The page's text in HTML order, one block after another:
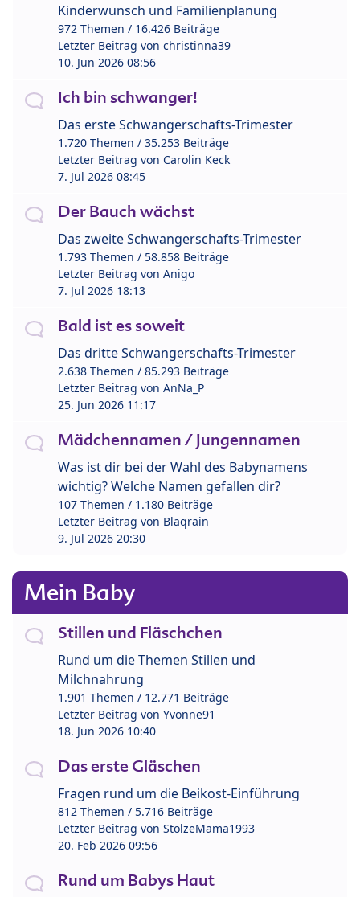
Kinderwunsch und Familienplanung
972 Themen / 16.426 Beiträge
Letzter Beitrag von christinna39
10. Jun 2026 08:56
Ich bin schwanger!
Das erste Schwangerschafts-Trimester
1.720 Themen / 35.253 Beiträge
Letzter Beitrag von Carolin Keck
7. Jul 2026 08:45
Der Bauch wächst
Das zweite Schwangerschafts-Trimester
1.793 Themen / 58.858 Beiträge
Letzter Beitrag von Anigo
7. Jul 2026 18:13
Bald ist es soweit
Das dritte Schwangerschafts-Trimester
2.638 Themen / 85.293 Beiträge
Letzter Beitrag von AnNa_P
25. Jun 2026 11:17
Mädchennamen / Jungennamen
Was ist dir bei der Wahl des Babynamens
wichtig? Welche Namen gefallen dir?
107 Themen / 1.180 Beiträge
Letzter Beitrag von Blaqrain
9. Jul 2026 20:30
Mein Baby
Stillen und Fläschchen
Rund um die Themen Stillen und
Milchnahrung
1.901 Themen / 12.771 Beiträge
Letzter Beitrag von Yvonne91
18. Jun 2026 10:40
Das erste Gläschen
Fragen rund um die Beikost-Einführung
812 Themen / 5.716 Beiträge
Letzter Beitrag von StolzeMama1993
20. Feb 2026 09:56
Rund um Babys Haut